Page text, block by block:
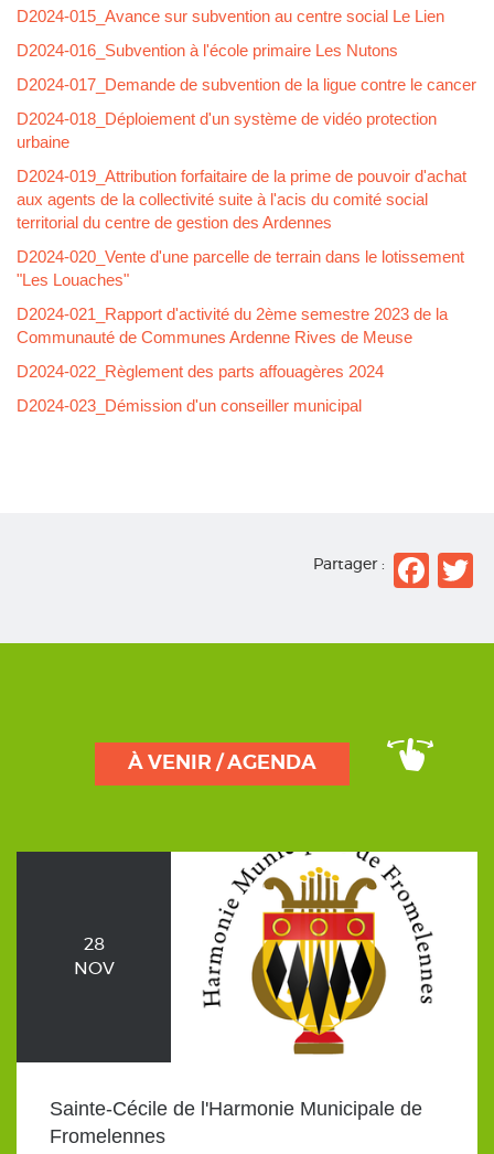
D2024-015_Avance sur subvention au centre social Le Lien
D2024-016_Subvention à l'école primaire Les Nutons
D2024-017_Demande de subvention de la ligue contre le cancer
D2024-018_Déploiement d'un système de vidéo protection
urbaine
D2024-019_Attribution forfaitaire de la prime de pouvoir d'achat
aux agents de la collectivité suite à l'acis du comité social
territorial du centre de gestion des Ardennes
D2024-020_Vente d'une parcelle de terrain dans le lotissement
"Les Louaches"
D2024-021_Rapport d'activité du 2ème semestre 2023 de la
Communauté de Communes Ardenne Rives de Meuse
D2024-022_Règlement des parts affouagères 2024
D2024-023_Démission d'un conseiller municipal
Partager :
À VENIR / AGENDA
28
NOV
Sainte-Cécile de l'Harmonie Municipale de
Fromelennes